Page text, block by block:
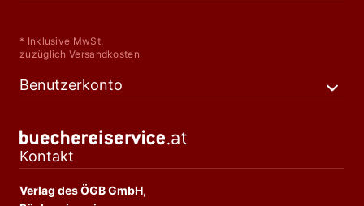
* Inklusive MwSt.
zuzüglich Versandkosten
Benutzerkonto
Kontakt
Verlag des ÖGB GmbH,